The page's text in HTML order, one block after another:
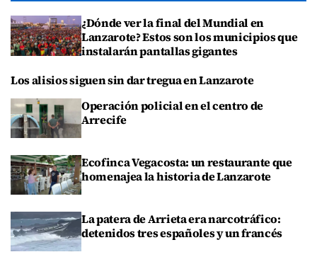
¿Dónde ver la final del Mundial en
Lanzarote? Estos son los municipios que
instalarán pantallas gigantes
Los alisios siguen sin dar tregua en Lanzarote
Operación policial en el centro de
Arrecife
Ecofinca Vegacosta: un restaurante que
homenajea la historia de Lanzarote
La patera de Arrieta era narcotráfico:
detenidos tres españoles y un francés